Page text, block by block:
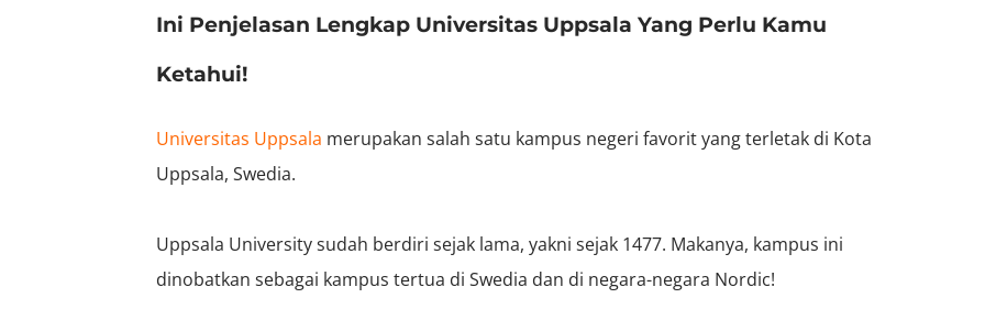
Ini Penjelasan Lengkap Universitas Uppsala Yang Perlu Kamu
Ketahui!
Universitas Uppsala merupakan salah satu kampus negeri favorit yang terletak di Kota
Uppsala, Swedia.
Uppsala University sudah berdiri sejak lama, yakni sejak 1477. Makanya, kampus ini
dinobatkan sebagai kampus tertua di Swedia dan di negara-negara Nordic!